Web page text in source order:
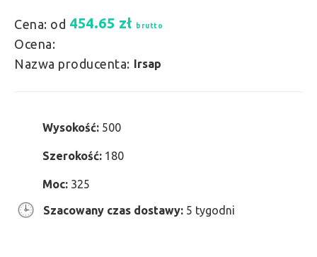
Cena: od 454.65 zł brutto
Ocena:
Nazwa producenta: Irsap
Wysokość: 500
Szerokość: 180
Moc: 325
Szacowany czas dostawy: 5 tygodni